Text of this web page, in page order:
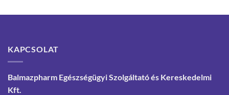
KAPCSOLAT
Balmazpharm Egészségügyi Szolgáltató és Kereskedelmi
Kft.